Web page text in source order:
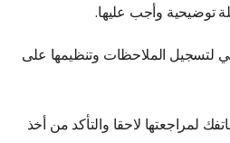
توضيحية وأجب عليها.
لتسجيل الملاحظات وتنظيمها على
لمراجعتها لاحقا والتأكد من أخذ